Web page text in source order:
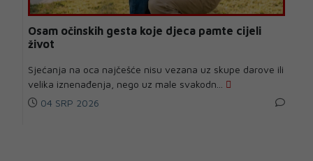
Osam očinskih gesta koje djeca pamte cijeli
život
Sjećanja na oca najčešće nisu vezana uz skupe darove ili
velika iznenađenja, nego uz male svakodn...
04 SRP 2026